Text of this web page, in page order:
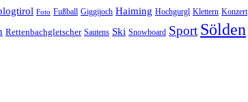
Foto Fußball Giggijoch Haiming Hochgurgl Klettern Konzert
Rettenbachgletscher Sautens Ski Snowboard Sport Sölden